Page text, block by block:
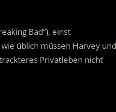
Bad“), einst
üblich müssen Harvey und
Privatleben nicht